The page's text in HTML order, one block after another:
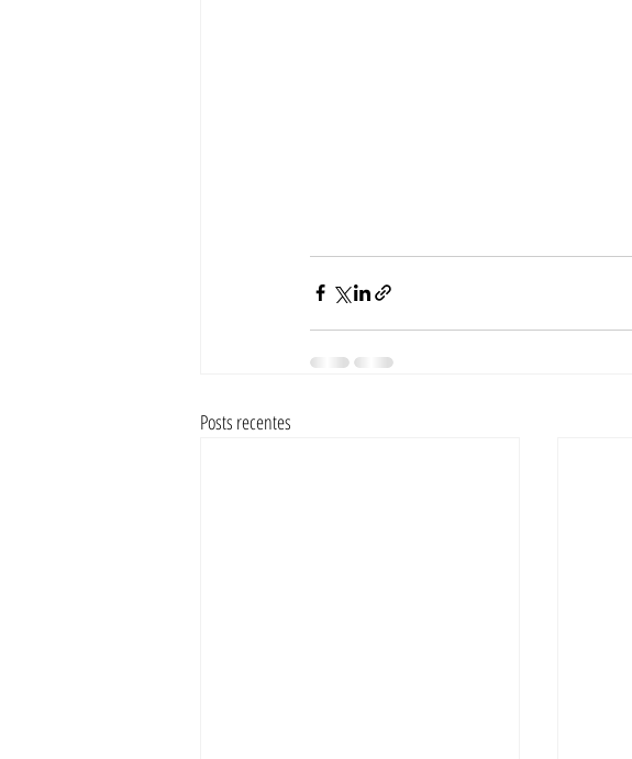
Posts recentes